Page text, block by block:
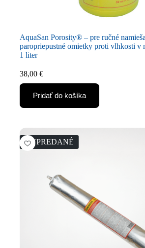
AquaSan Porosity® – pre ručné
paropriepustné omietky proti vlhkosti v
1 liter
38,00 €
Pridať do košíka
VYPREDANÉ